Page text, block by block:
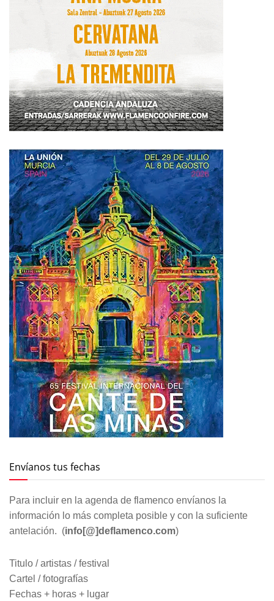
Envíanos tus fechas
Para incluir en la agenda de flamenco envíanos la
información lo más completa posible y con la suficiente
antelación. (info[@]deflamenco.com)
Titulo / artistas / festival
Cartel / fotografías
Fechas + horas + lugar